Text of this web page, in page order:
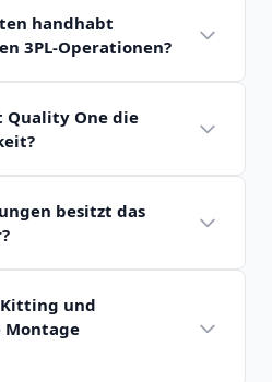
handhabt
3PL-Operationen?
Quality One die
besitzt das
und
Montage